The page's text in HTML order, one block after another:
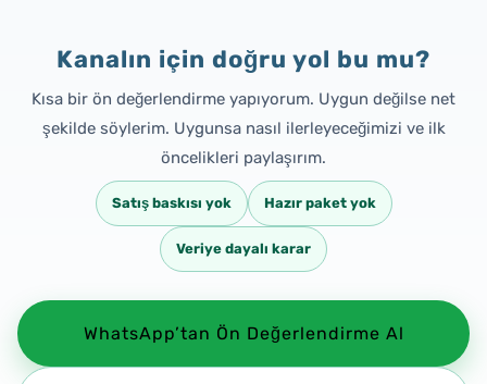
Kanalın için doğru yol bu mu?
Kısa bir ön değerlendirme yapıyorum. Uygun değilse net
şekilde söylerim. Uygunsa nasıl ilerleyeceğimizi ve ilk
öncelikleri paylaşırım.
Satış baskısı yok Hazır paket yok
Veriye dayalı karar
WhatsApp’tan Ön Değerlendirme Al